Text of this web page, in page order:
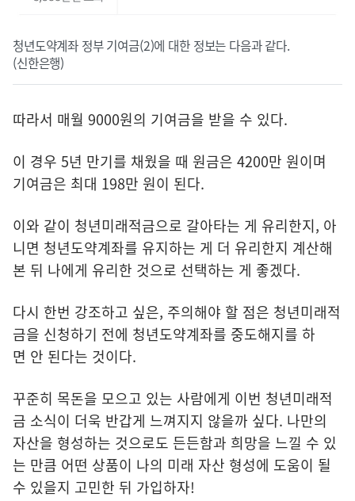
청년도약계좌 정부 기여금(2)에 대한 정보는 다음과 같다.
(신한은행)
따라서 매월 9000원의 기여금을 받을 수 있다.
이 경우 5년 만기를 채웠을 때 원금은 4200만 원이며
기여금은 최대 198만 원이 된다.
이와 같이 청년미래적금으로 갈아타는 게 유리한지, 아
니면 청년도약계좌를 유지하는 게 더 유리한지 계산해
본 뒤 나에게 유리한 것으로 선택하는 게 좋겠다.
다시 한번 강조하고 싶은, 주의해야 할 점은 청년미래적
금을 신청하기 전에 청년도약계좌를 중도해지를 하
면 안 된다는 것이다.
꾸준히 목돈을 모으고 있는 사람에게 이번 청년미래적
금 소식이 더욱 반갑게 느껴지지 않을까 싶다. 나만의
자산을 형성하는 것으로도 든든함과 희망을 느낄 수 있
는 만큼 어떤 상품이 나의 미래 자산 형성에 도움이 될
수 있을지 고민한 뒤 가입하자!